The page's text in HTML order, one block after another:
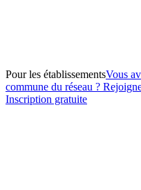
Pour les établissementsVous
commune du réseau ?
Inscription gratuite